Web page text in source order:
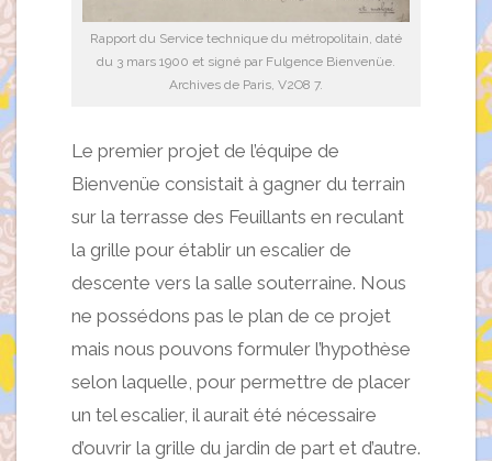
Rapport du Service technique du métropolitain, daté
du 3 mars 1900 et signé par Fulgence Bienvenüe.
Archives de Paris, V2O8 7.
Le premier projet de l’équipe de
Bienvenüe consistait à gagner du terrain
sur la terrasse des Feuillants en reculant
la grille pour établir un escalier de
descente vers la salle souterraine. Nous
ne possédons pas le plan de ce projet
mais nous pouvons formuler l’hypothèse
selon laquelle, pour permettre de placer
un tel escalier, il aurait été nécessaire
d’ouvrir la grille du jardin de part et d’autre.